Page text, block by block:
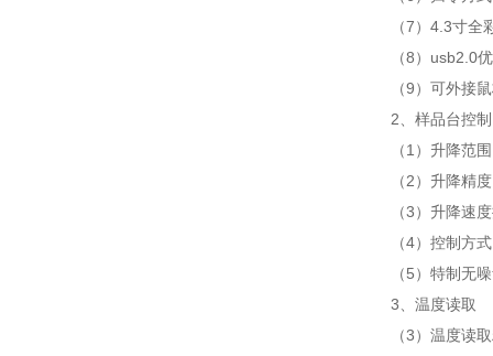
（7）4.3寸
（8）usb2.0
（9）可外接
2、 样品台控制
（1）升降范
（2）升降精
（3）升降速
（4）控制方
（5）特制无
3、 温度读取
（3）温度读